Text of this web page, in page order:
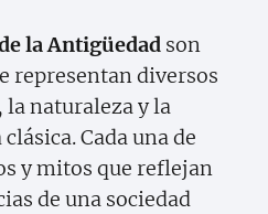
la Antigüedad son
representan diversos
la naturaleza y la
Cada una de
y mitos que reflejan
de una sociedad